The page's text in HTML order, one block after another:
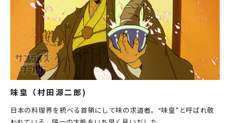
味皇（村田源二郎)
日本の料理界を統べる首領にして味の求道者。“味皇”と呼ばれ敬